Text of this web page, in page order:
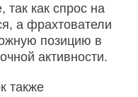
как спрос на
а фрахтователи
позицию в
активности.
также